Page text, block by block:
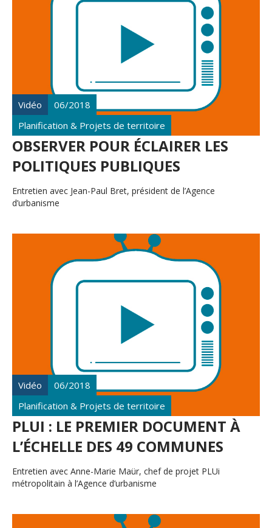
Vidéo
06/2018
Planification & Projets de territoire
OBSERVER POUR ÉCLAIRER LES
POLITIQUES PUBLIQUES
Entretien avec Jean-Paul Bret, président de l’Agence
d’urbanisme
Vidéo
06/2018
Planification & Projets de territoire
PLUI : LE PREMIER DOCUMENT À
L’ÉCHELLE DES 49 COMMUNES
Entretien avec Anne-Marie Maür, chef de projet PLUi
métropolitain à l’Agence d’urbanisme